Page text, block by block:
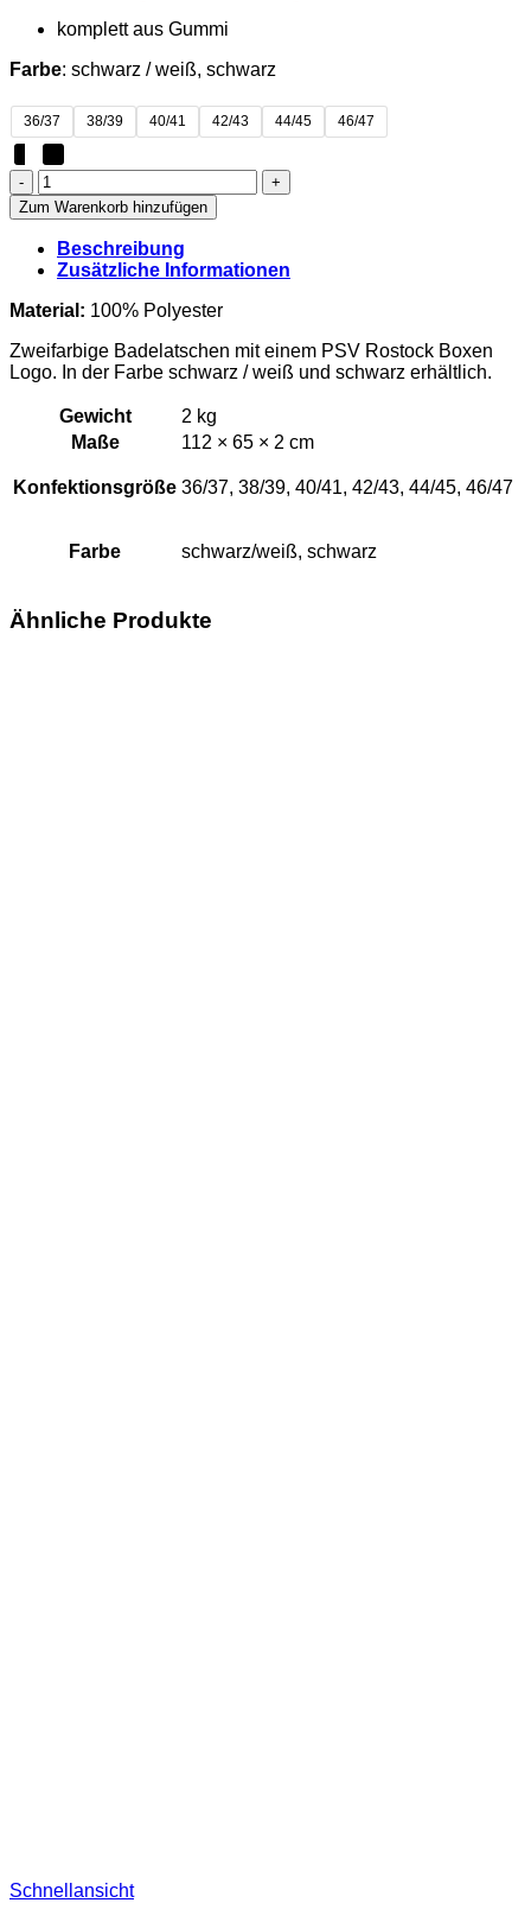
komplett aus Gummi
Farbe: schwarz / weiß, schwarz
36/37 38/39 40/41 42/43 44/45 46/47
PSV
Rostock
-
Boxen
Badelatschen
Menge
Zum Warenkorb hinzufügen
Beschreibung
Zusätzliche Informationen
Material: 100% Polyester
Zweifarbige Badelatschen mit einem PSV Rostock Boxen
Logo. In der Farbe schwarz / weiß und schwarz erhältlich.
Gewicht
2 kg
Maße
112 × 65 × 2 cm
Konfektionsgröße 36/37, 38/39, 40/41, 42/43, 44/45, 46/47
Farbe schwarz/weiß, schwarz
Ähnliche Produkte
Schnellansicht